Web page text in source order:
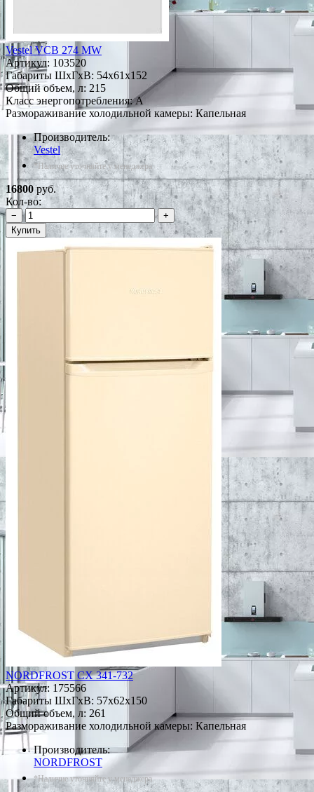
Vestel VCB 274 MW
Артикул: 103520
Габариты ШxГxВ: 54x61x152
Общий объем, л: 215
Класс энергопотребления: A
Размораживание холодильной камеры: Капельная
Производитель:
Vestel
*Наличие уточняйте у менеджера
16800руб.
Кол-во:
−
+
Купить
NORDFROST CX 341-732
Артикул: 175566
Габариты ШxГxВ: 57x62x150
Общий объем, л: 261
Размораживание холодильной камеры: Капельная
Производитель:
NORDFROST
*Наличие уточняйте у менеджера